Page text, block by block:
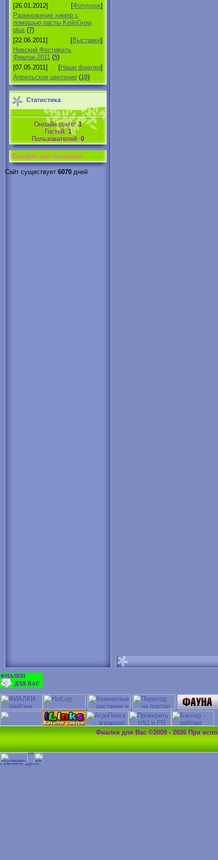
[26.01.2012]
[Фотоурок]
Размножение химер с
помощью пасты KeikiGrow
plus (7)
[22.06.2011]
[Выставки]
Невский Фестиваль
Фиалок-2011 (5)
[07.05.2011]
[Наши фиалки]
Апрельское цветение (10)
Статистика
Онлайн всего:1
Гостей: 1
Пользователей: 0
Cегодня нас посетили:
Сайт существует 6070 дней
Фиалки для Вас ©2009 - 2026 При